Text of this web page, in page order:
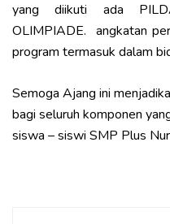
yang diikuti ada
OLIMPIADE. angkatan
program termasuk dalam
Semoga Ajang ini
bagi seluruh komponen
siswa – siswi SMP Plus